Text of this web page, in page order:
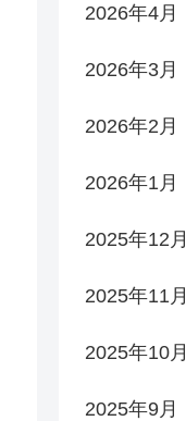
2026年4月
2026年3月
2026年2月
2026年1月
2025年12月
2025年11月
2025年10月
2025年9月